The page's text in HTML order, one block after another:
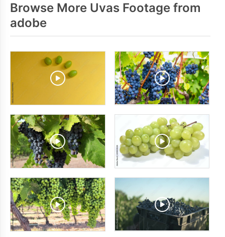
Browse More Uvas Footage from
adobe